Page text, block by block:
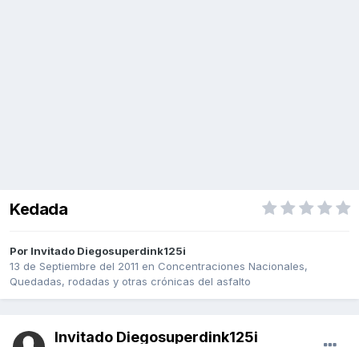
Kedada
Por Invitado Diegosuperdink125i
13 de Septiembre del 2011 en Concentraciones Nacionales,
Quedadas, rodadas y otras crónicas del asfalto
Invitado Diegosuperdink125i